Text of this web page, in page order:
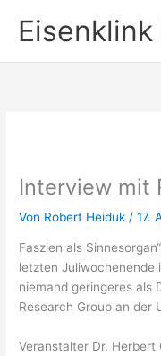
InhaltEisenklink
Interview mit
Von Robert Heiduk /17.
Faszien als
letzten
niemand geringeres als
Research Group an der
Veranstalter Dr. Herbert